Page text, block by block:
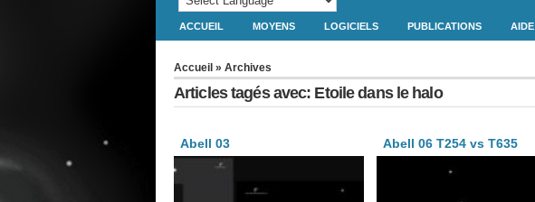
ACCUEIL MOYENS LOGICIELS PUBLICATIONS AIDE
Accueil » Archives
Articles tagés avec: Etoile dans le halo
Abell 03 Abell 06 T254 vs T635